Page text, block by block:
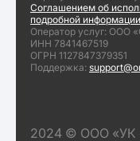
Соглашением об
подробной
Оператор услуг: ООО
ИНН 7841467519
ОГРН 1127847379351
Поддержка:
2024 © ООО